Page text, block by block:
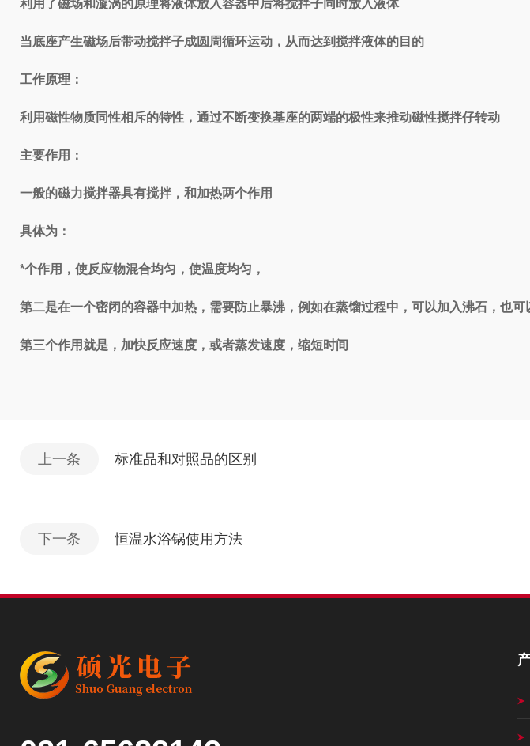
利用了磁场和漩涡的原理将液体放入容器中后将搅拌子同时放入液体
当底座产生磁场后带动搅拌子成圆周循环运动，从而达到搅拌液体的目的
工作原理：
利用磁性物质同性相斥的特性，通过不断变换基座的两端的极性来推动磁性搅拌仔转动
主要作用：
一般的磁力搅拌器具有搅拌，和加热两个作用
具体为：
*个作用，使反应物混合均匀，使温度均匀，
第二是在一个密闭的容器中加热，需要防止暴沸，例如在蒸馏过程中，可以加入沸石，也可
第三个作用就是，加快反应速度，或者蒸发速度，缩短时间
上一条 标准品和对照品的区别
下一条 恒温水浴锅使用方法